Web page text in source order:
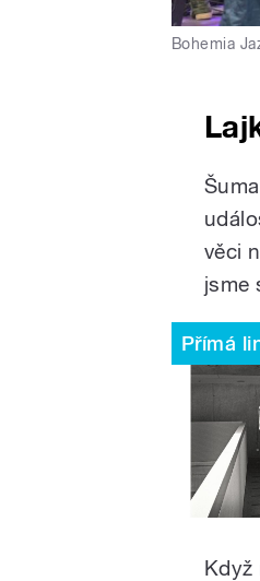
Bohemia
věci
jsme
Přímá
Když